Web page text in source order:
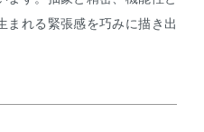
まれる緊張感を巧みに描き出